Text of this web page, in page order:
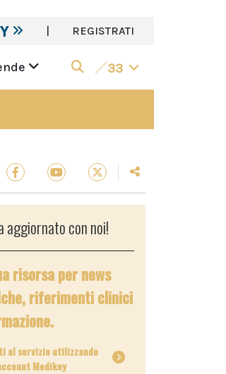
| REGISTRATI
33
aggiornato con noi!
risorsa per news
riferimenti clinici
al servizio utilizzando
Medikey